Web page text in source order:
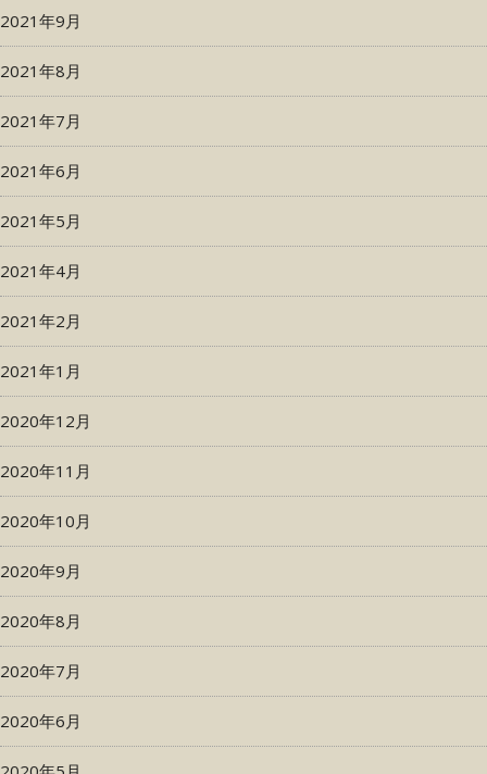
2021年9月
2021年8月
2021年7月
2021年6月
2021年5月
2021年4月
2021年2月
2021年1月
2020年12月
2020年11月
2020年10月
2020年9月
2020年8月
2020年7月
2020年6月